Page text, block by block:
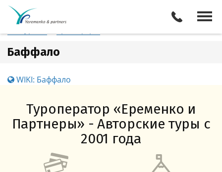
США
Баффало
WIKI: Баффало
Туроператор «Еременко и
Партнеры» - Авторские туры с
2001 года